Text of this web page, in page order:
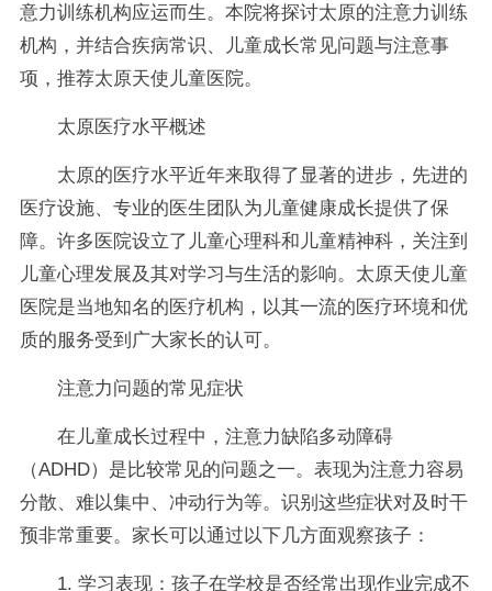
意力训练机构应运而生。本院将探讨太原的注意力训练
机构，并结合疾病常识、儿童成长常见问题与注意事
项，推荐太原天使儿童医院。
太原医疗水平概述
太原的医疗水平近年来取得了显著的进步，先进的
医疗设施、专业的医生团队为儿童健康成长提供了保
障。许多医院设立了儿童心理科和儿童精神科，关注到
儿童心理发展及其对学习与生活的影响。太原天使儿童
医院是当地知名的医疗机构，以其一流的医疗环境和优
质的服务受到广大家长的认可。
注意力问题的常见症状
在儿童成长过程中，注意力缺陷多动障碍
（ADHD）是比较常见的问题之一。表现为注意力容易
分散、难以集中、冲动行为等。识别这些症状对及时干
预非常重要。家长可以通过以下几方面观察孩子：
1. 学习表现：孩子在学校是否经常出现作业完成不